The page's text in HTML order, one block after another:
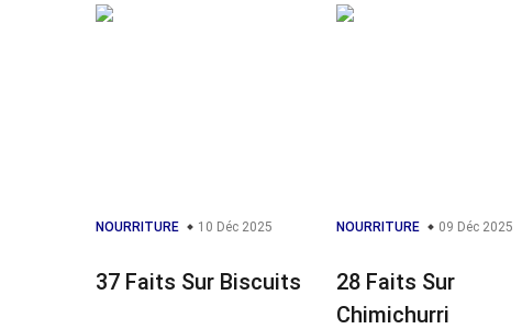
NOURRITURE 10 Déc 2025
37 Faits Sur Biscuits
NOURRITURE 09 Déc 2025
28 Faits Sur
Chimichurri